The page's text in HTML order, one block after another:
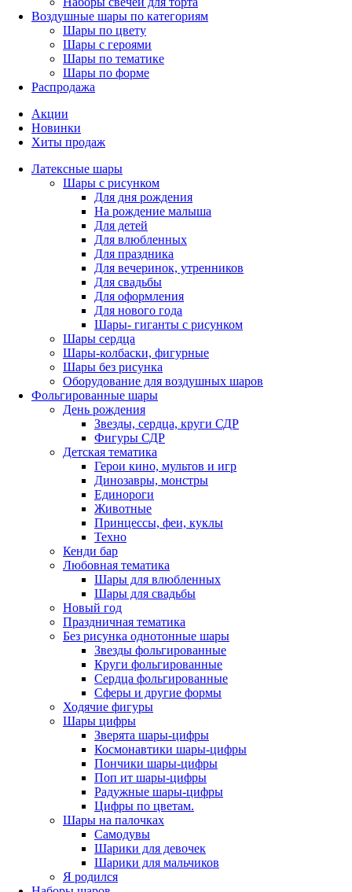
Воздушные шары по категориям
Шары по цвету
Шары с героями
Шары по тематике
Шары по форме
Распродажа
Акции
Новинки
Хиты продаж
Латексные шары
Шары с рисунком
Для дня рождения
На рождение малыша
Для детей
Для влюбленных
Для праздника
Для вечеринок, утренников
Для свадьбы
Для оформления
Для нового года
Шары- гиганты с рисунком
Шары сердца
Шары-колбаски, фигурные
Шары без рисунка
Оборудование для воздушных шаров
Фольгированные шары
День рождения
Звезды, сердца, круги СДР
Фигуры СДР
Детская тематика
Герои кино, мультов и игр
Динозавры, монстры
Единороги
Животные
Принцессы, феи, куклы
Техно
Кенди бар
Любовная тематика
Шары для влюбленных
Шары для свадьбы
Новый год
Праздничная тематика
Без рисунка однотонные шары
Звезды фольгированные
Круги фольгированные
Сердца фольгированные
Сферы и другие формы
Ходячие фигуры
Шары цифры
Зверята шары-цифры
Космонавтики шары-цифры
Пончики шары-цифры
Поп ит шары-цифры
Радужные шары-цифры
Цифры по цветам.
Шары на палочках
Самодувы
Шарики для девочек
Шарики для мальчиков
Я родился